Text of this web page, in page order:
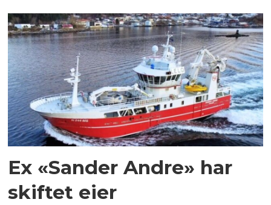
Ex «Sander Andre» har
skiftet eier